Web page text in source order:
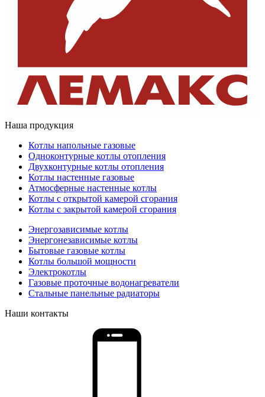
Наша продукция
Котлы напольные газовые
Одноконтурные котлы отопления
Двухконтурные котлы отопления
Котлы настенные газовые
Атмосферные настенные котлы
Котлы с открытой камерой сгорания
Котлы с закрытой камерой сгорания
Энергозависимые котлы
Энергонезависимые котлы
Бытовые газовые котлы
Котлы большой мощности
Электрокотлы
Газовые проточные водонагреватели
Стальные панельные радиаторы
Наши контакты